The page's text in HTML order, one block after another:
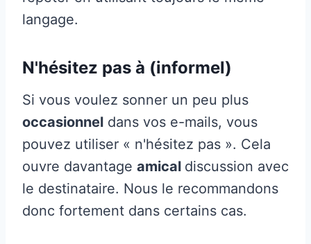
langage.
N'hésitez pas à (informel)
Si vous voulez sonner un peu plus
occasionnel dans vos e-mails, vous
pouvez utiliser « n'hésitez pas ». Cela
ouvre davantage amical discussion avec
le destinataire. Nous le recommandons
donc fortement dans certains cas.